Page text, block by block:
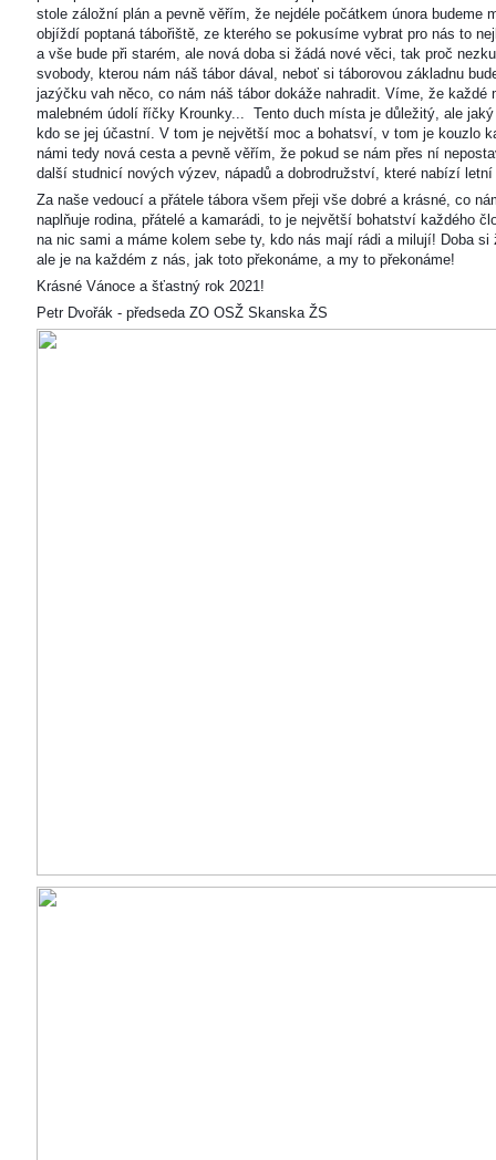
stole záložní plán a pevně věřím, že nejdéle počátkem února
objíždí poptaná tábořiště, ze kterého se pokusíme vybrat pro nás to
a vše bude při starém, ale nová doba si žádá nové věci, tak proč
svobody, kterou nám náš tábor dával, neboť si táborovou základnu
jazýčku vah něco, co nám náš tábor dokáže nahradit. Víme, že
malebném údolí říčky Krounky... Tento duch místa je důležitý, ale
kdo se jej účastní. V tom je největší moc a bohatsví, v tom je kouzlo
námi tedy nová cesta a pevně věřím, že pokud se nám přes ní
další studnicí nových výzev, nápadů a dobrodružství, které nabízí letní
Za naše vedoucí a přátele tábora všem přeji vše dobré a krásné, co
naplňuje rodina, přátelé a kamarádi, to je největší bohatství každého
na nic sami a máme kolem sebe ty, kdo nás mají rádi a milují! Doba
ale je na každém z nás, jak toto překonáme, a my to překonáme!
Krásné Vánoce a šťastný rok 2021!
Petr Dvořák - předseda ZO OSŽ Skanska ŽS